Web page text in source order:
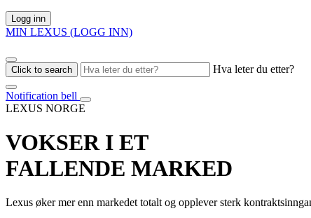
Logg inn
MIN LEXUS (LOGG INN)
Click to search Hva leter du etter?
Notification bell
LEXUS NORGE
VOKSER I ET
FALLENDE MARKED
Lexus øker mer enn markedet totalt og opplever sterk